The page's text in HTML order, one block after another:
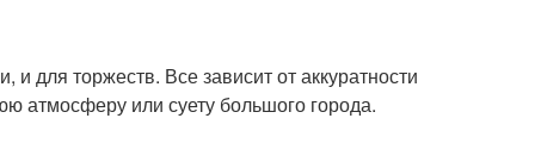
и для торжеств. Все зависит от аккуратности
атмосферу или суету большого города.